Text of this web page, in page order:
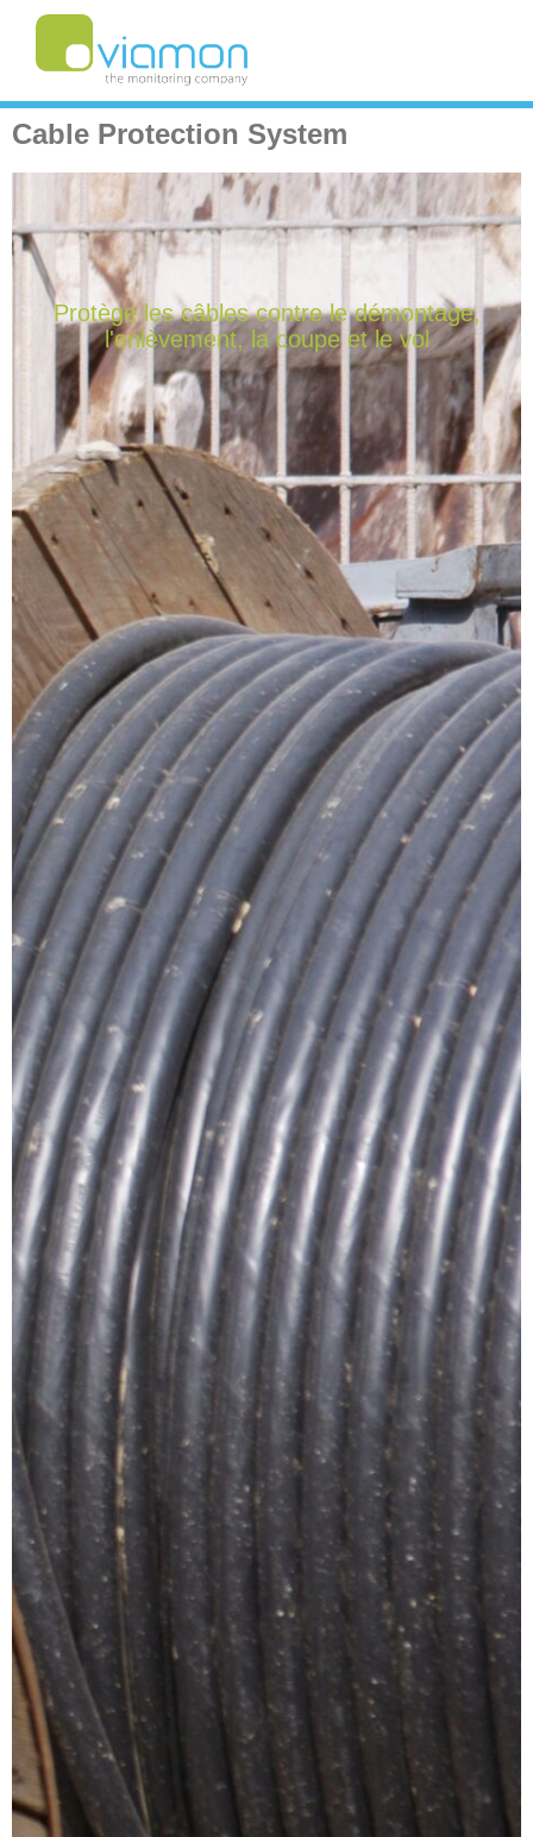
Cable Protection System
Protège les câbles contre le démontage,
l'enlèvement, la coupe et le vol